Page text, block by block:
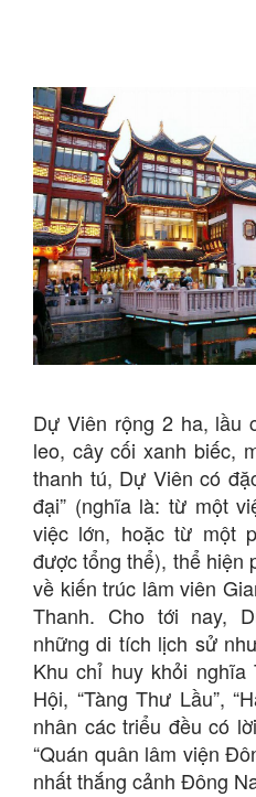
Dự Viên rộng 2 ha, lầu
leo, cây cối xanh biếc,
thanh tú, Dự Viên có
đại” (nghĩa là: từ một
việc lớn, hoặc từ một
được tổng thể), thể hiện
về kiến trúc lâm viên
Thanh. Cho tới nay,
những di tích lịch sử
Khu chỉ huy khỏi
Hội, “Tàng Thư Lầu”,
nhân các triểu đều có
“Quán quân lâm viện
nhất thắng cảnh Đông